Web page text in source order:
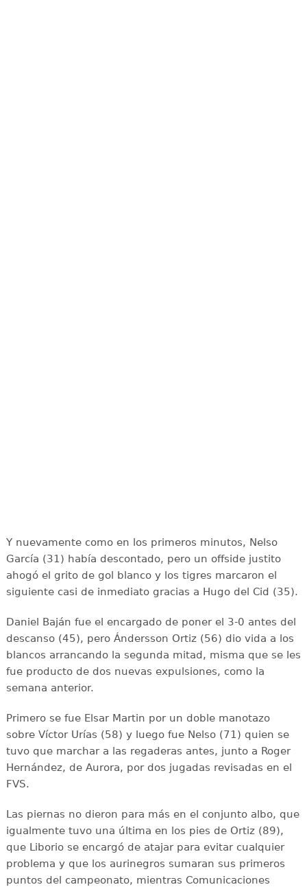
Y nuevamente como en los primeros minutos, Nelso
García (31) había descontado, pero un offside justito
ahogó el grito de gol blanco y los tigres marcaron el
siguiente casi de inmediato gracias a Hugo del Cid (35).
Daniel Baján fue el encargado de poner el 3-0 antes del
descanso (45), pero Ándersson Ortiz (56) dio vida a los
blancos arrancando la segunda mitad, misma que se les
fue producto de dos nuevas expulsiones, como la
semana anterior.
Primero se fue Elsar Martin por un doble manotazo
sobre Víctor Urías (58) y luego fue Nelso (71) quien se
tuvo que marchar a las regaderas antes, junto a Roger
Hernández, de Aurora, por dos jugadas revisadas en el
FVS.
Las piernas no dieron para más en el conjunto albo, que
igualmente tuvo una última en los pies de Ortiz (89),
que Liborio se encargó de atajar para evitar cualquier
problema y que los aurinegros sumaran sus primeros
puntos del campeonato, mientras Comunicaciones